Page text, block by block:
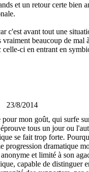
et un retour certe bien
c'est avant tout une
vraiment beaucoup de mal
ci en entrant en
23/8/2014
mon goût, qui surfe
tous un jour ou
se fait trop forte.
progression dramatique
et limité à son
capable de distinguer